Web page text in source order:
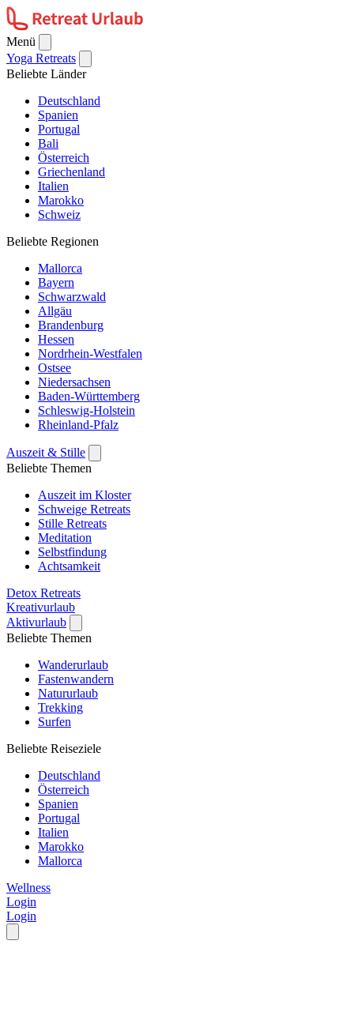
Menü
Yoga Retreats
Beliebte Länder
Deutschland
Spanien
Portugal
Bali
Österreich
Griechenland
Italien
Marokko
Schweiz
Beliebte Regionen
Mallorca
Bayern
Schwarzwald
Allgäu
Brandenburg
Hessen
Nordrhein-Westfalen
Ostsee
Niedersachsen
Baden-Württemberg
Schleswig-Holstein
Rheinland-Pfalz
Auszeit & Stille
Beliebte Themen
Auszeit im Kloster
Schweige Retreats
Stille Retreats
Meditation
Selbstfindung
Achtsamkeit
Detox Retreats
Kreativurlaub
Aktivurlaub
Beliebte Themen
Wanderurlaub
Fastenwandern
Natururlaub
Trekking
Surfen
Beliebte Reiseziele
Deutschland
Österreich
Spanien
Portugal
Italien
Marokko
Mallorca
Wellness
Login
Login